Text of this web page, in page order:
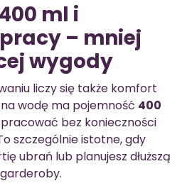
ml i
– mniej
wygody
liczy się także komfort
wodę ma pojemność 400
pracować bez konieczności
szczególnie istotne, gdy
ubrań lub planujesz dłuższą